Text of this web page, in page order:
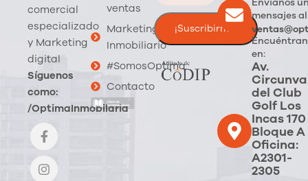
comercial
especializado
y Marketing
digital
Síguenos
como:
/OptimaInmobilaria
ventas
Marketing
Inmobiliario
#SomosOptima
Contacto
mensajes
en:
Av.
del Club
Golf Los
Incas 170
Bloque A
Oficina:
A2301-
2305